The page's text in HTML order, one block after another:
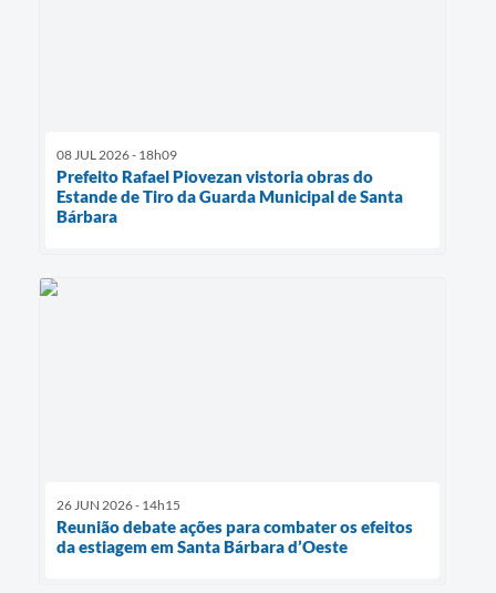
08 JUL 2026 - 18h09
Prefeito Rafael Piovezan vistoria obras do
Estande de Tiro da Guarda Municipal de Santa
Bárbara
26 JUN 2026 - 14h15
Reunião debate ações para combater os efeitos
da estiagem em Santa Bárbara d’Oeste